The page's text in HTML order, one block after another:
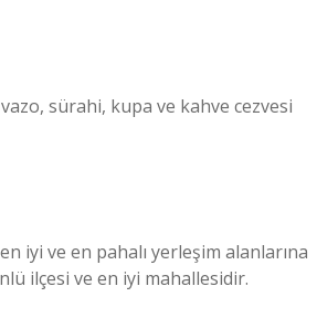
sürahi, kupa ve kahve cezvesi
iyi ve en pahalı yerleşim alanlarına
ilçesi ve en iyi mahallesidir.